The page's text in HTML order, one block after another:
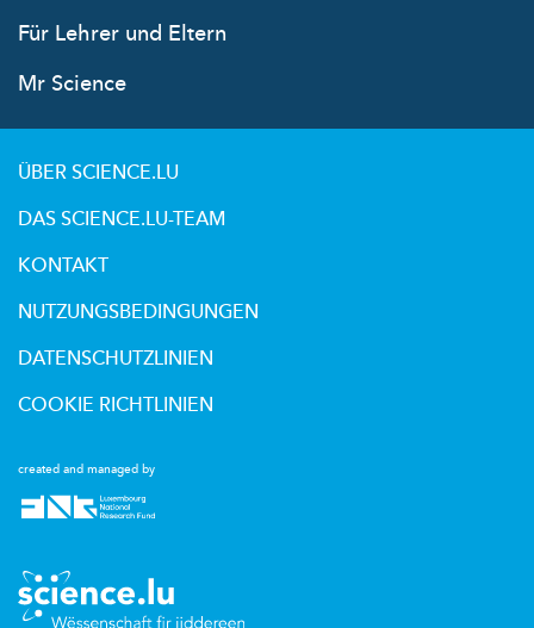
Für Lehrer und Eltern
Mr Science
created and managed by
ÜBER SCIENCE.LU
DAS SCIENCE.LU-TEAM
KONTAKT
NUTZUNGSBEDINGUNGEN
DATENSCHUTZLINIEN
COOKIE RICHTLINIEN